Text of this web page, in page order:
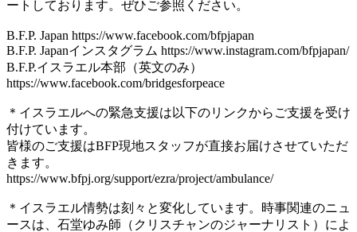
ートしております。ぜひご参照ください。
B.F.P. Japan https://www.facebook.com/bfpjapan
B.F.P. Japanインスタグラム https://www.instagram.com/bfpjapan/
B.F.P.イスラエル本部（英文のみ）
https://www.facebook.com/bridgesforpeace
＊イスラエルへの緊急支援は以下のリンクからご支援を受け
付けています。
皆様のご支援はBFP現地スタッフが直接お届けさせていただ
きます。
https://www.bfpj.org/support/ezra/project/ambulance/
＊イスラエル情勢は刻々と変化しています。時事関連のニュ
ースは、石堂ゆみ師（クリスチャンのジャーナリスト）によ